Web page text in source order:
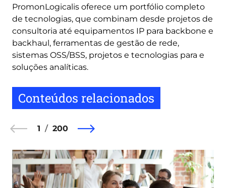
PromonLogicalis oferece um portfólio completo
de tecnologias, que combinam desde projetos de
consultoria até equipamentos IP para backbone e
backhaul, ferramentas de gestão de rede,
sistemas OSS/BSS, projetos e tecnologias para e
soluções analíticas.
Conteúdos relacionados
1 200